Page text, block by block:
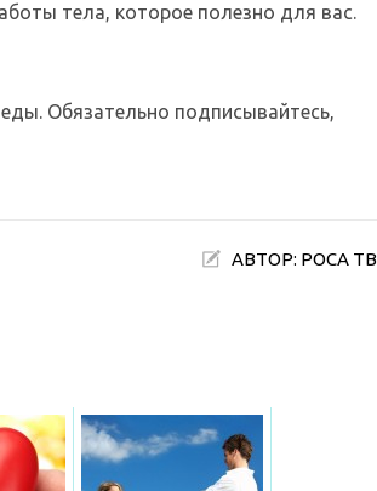
тела, которое полезно для вас.
Обязательно подписывайтесь,
АВТОР: РОСА ТВ